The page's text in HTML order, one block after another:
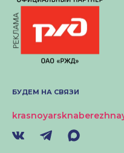
БУДЕМ НА СВЯЗИ